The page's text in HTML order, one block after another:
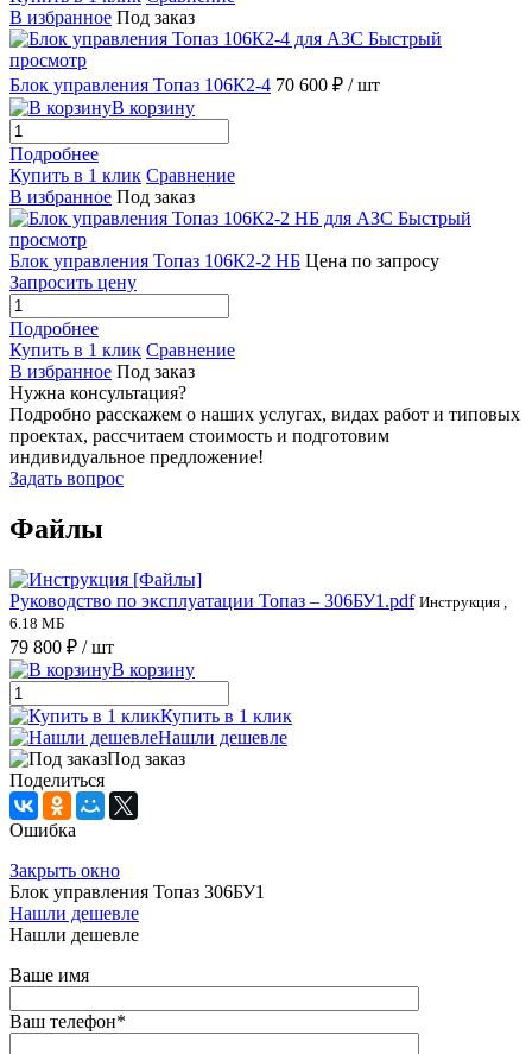
В избранное Под заказ
Быстрый
просмотр
Блок управления Топаз 106К2-4 70 600 ₽ / шт
В корзину
Подробнее
Купить в 1 клик Сравнение
В избранное Под заказ
Быстрый
просмотр
Блок управления Топаз 106К2-2 НБ Цена по запросу
Запросить цену
Подробнее
Купить в 1 клик Сравнение
В избранное Под заказ
Нужна консультация?
Подробно расскажем о наших услугах, видах работ и типовых
проектах, рассчитаем стоимость и подготовим
индивидуальное предложение!
Задать вопрос
Файлы
Руководство по эксплуатации Топаз – 306БУ1.pdf Инструкция ,
6.18 МБ
79 800 ₽ / шт
В корзину
Купить в 1 клик
Нашли дешевле
Под заказ
Поделиться
Ошибка
Закрыть окно
Блок управления Топаз 306БУ1
Нашли дешевле
Нашли дешевле
Ваше имя
Ваш телефон*